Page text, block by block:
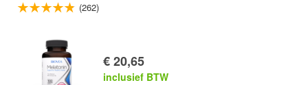
(262)
€ 20,65
inclusief BTW